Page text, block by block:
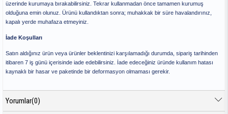
üzerinde kurumaya bırakabilirsiniz. Tekrar kullanmadan önce tamamen kurumuş
olduğuna emin olunuz. Ürünü kullandıktan sonra; muhakkak bir süre havalandırınız,
kapalı yerde muhafaza etmeyiniz.
İade Koşulları
Satın aldığınız ürün veya ürünler beklentinizi karşılamadığı durumda, sipariş tarihinden
itibaren 7 iş günü içerisinde iade edebilirsiniz. İade edeceğiniz üründe kullanım hatası
kaynaklı bir hasar ve paketinde bir deformasyon olmaması gerekir.
Yorumlar(0)